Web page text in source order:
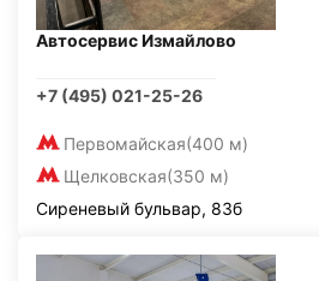
Автосервис Измайлово
+7 (495) 021-25-26
Первомайская(400 м)
Щелковская(350 м)
Сиреневый бульвар, 83б